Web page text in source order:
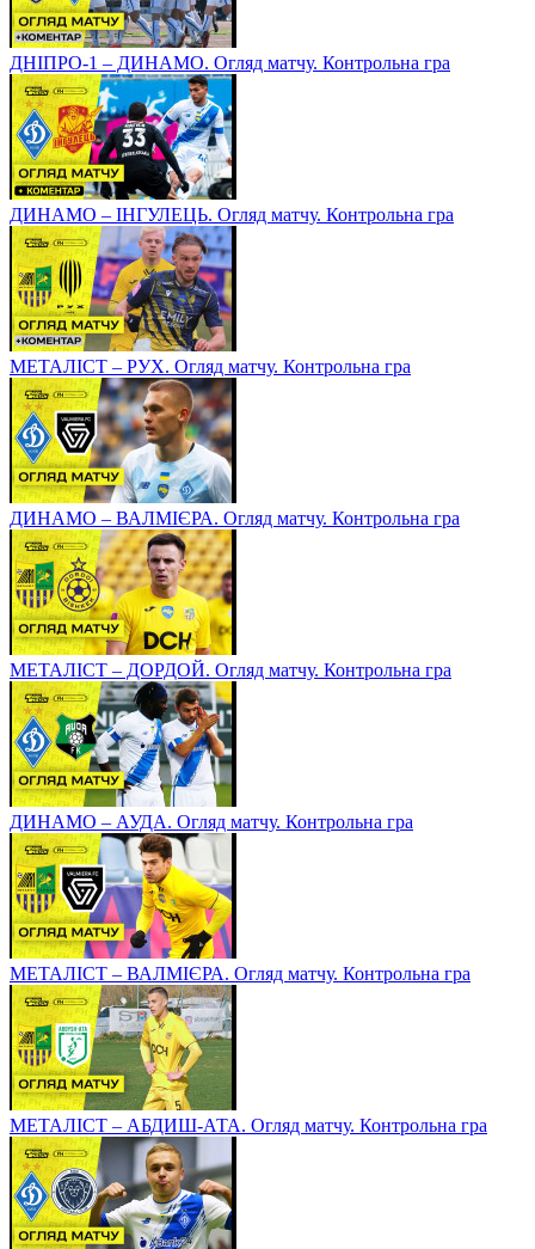
ДНІПРО-1 – ДИНАМО. Огляд матчу. Контрольна гра
ДИНАМО – ІНГУЛЕЦЬ. Огляд матчу. Контрольна гра
МЕТАЛІСТ – РУХ. Огляд матчу. Контрольна гра
ДИНАМО – ВАЛМІЄРА. Огляд матчу. Контрольна гра
МЕТАЛІСТ – ДОРДОЙ. Огляд матчу. Контрольна гра
ДИНАМО – АУДА. Огляд матчу. Контрольна гра
МЕТАЛІСТ – ВАЛМІЄРА. Огляд матчу. Контрольна гра
МЕТАЛІСТ – АБДИШ-АТА. Огляд матчу. Контрольна гра